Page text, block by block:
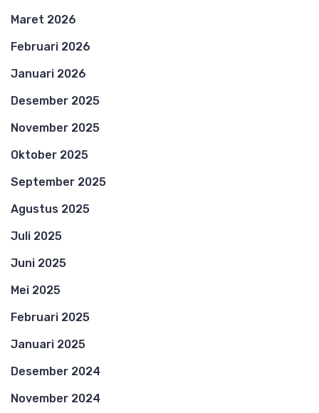
Maret 2026
Februari 2026
Januari 2026
Desember 2025
November 2025
Oktober 2025
September 2025
Agustus 2025
Juli 2025
Juni 2025
Mei 2025
Februari 2025
Januari 2025
Desember 2024
November 2024